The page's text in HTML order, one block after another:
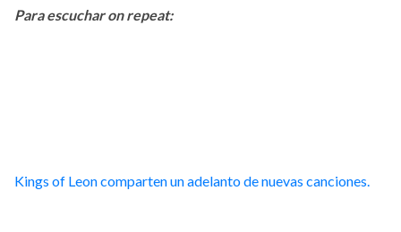
Para escuchar on repeat:
Kings of Leon comparten un adelanto de nuevas canciones.